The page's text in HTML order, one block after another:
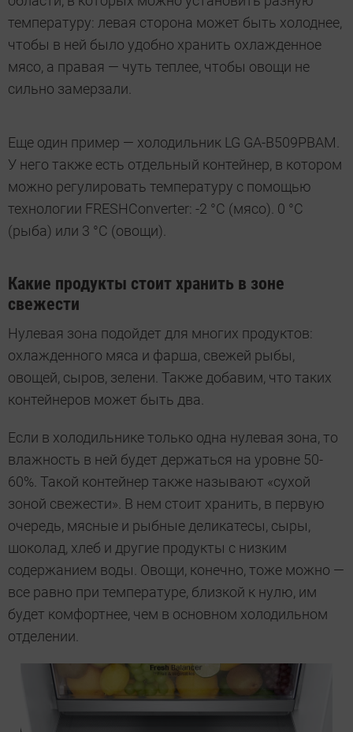
температуру: левая сторона может быть холоднее,
чтобы в ней было удобно хранить охлажденное
мясо, а правая — чуть теплее, чтобы овощи не
сильно замерзали.
Еще один пример — холодильник LG GA-B509PBAM.
У него также есть отдельный контейнер, в котором
можно регулировать температуру с помощью
технологии FRESHConverter: -2 °C (мясо). 0 °C
(рыба) или 3 °C (овощи).
Какие продукты стоит хранить в зоне
свежести
Нулевая зона подойдет для многих продуктов:
охлажденного мяса и фарша, свежей рыбы,
овощей, сыров, зелени. Также добавим, что таких
контейнеров может быть два.
Если в холодильнике только одна нулевая зона, то
влажность в ней будет держаться на уровне 50-
60%. Такой контейнер также называют «сухой
зоной свежести». В нем стоит хранить, в первую
очередь, мясные и рыбные деликатесы, сыры,
шоколад, хлеб и другие продукты с низким
содержанием воды. Овощи, конечно, тоже можно —
все равно при температуре, близкой к нулю, им
будет комфортнее, чем в основном холодильном
отделении.